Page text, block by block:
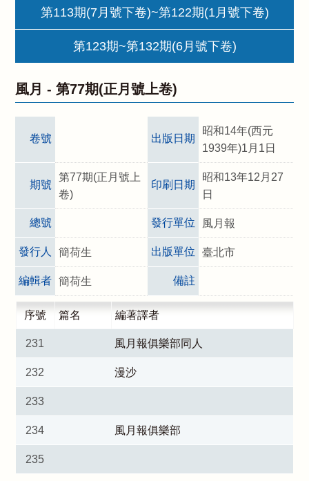
第113期(7月號下卷)~第122期(1月號下卷)
第123期~第132期(6月號下卷)
風月 -第77期(正月號上卷)
卷號 出版日期
昭和14年(西元
1939年)1月1日
期號
第77期(正月號上
卷)
印刷日期
昭和13年12月27
日
總號 發行單位 風月報
發行人 簡荷生 出版單位 臺北市
編輯者 簡荷生 備註
序號 篇名 編著譯者
231 風月報俱樂部同人
232 漫沙
233
234 風月報俱樂部
235